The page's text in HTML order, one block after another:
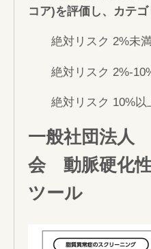
コア)を評価し、カテ
絶対リスク 2%未
絶対リスク 2%-
絶対リスク 10%以
一般社団法人
会 動脈硬化性
ツール